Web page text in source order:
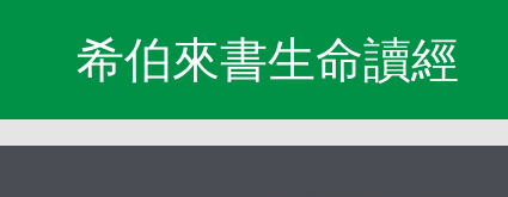
希伯來書生命讀經